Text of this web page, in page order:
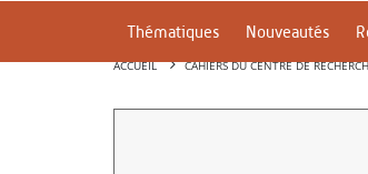
Thématiques Nouveautés
ACCUEIL CAHIERS DU CENTRE DE